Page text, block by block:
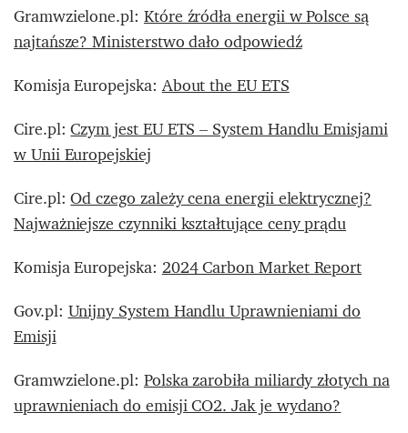
Gramwzielone.pl: Które źródła energii w Polsce są
najtańsze? Ministerstwo dało odpowiedź
Komisja Europejska:About the EU ETS
Cire.pl:Czym jest EU ETS – System Handlu Emisjami
w Unii Europejskiej
Cire.pl:Od czego zależy cena energii elektrycznej?
Najważniejsze czynniki kształtujące ceny prądu
Komisja Europejska:2024 Carbon Market Report
Gov.pl:Unijny System Handlu Uprawnieniami do
Emisji
Gramwzielone.pl: Polska zarobiła miliardy złotych na
uprawnieniach do emisji CO2. Jak je wydano?